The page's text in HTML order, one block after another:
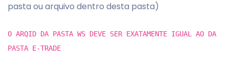
pasta ou arquivo dentro desta pasta)
O ARQID DA PASTA WS DEVE SER EXATAMENTE IGUAL AO DA
PASTA E-TRADE